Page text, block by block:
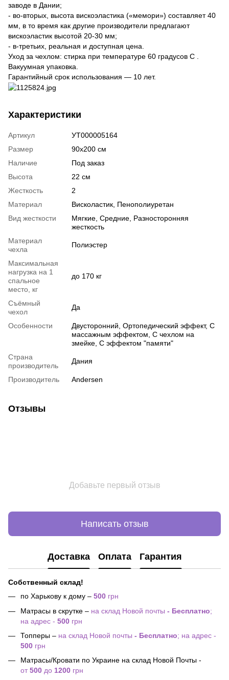
заводе в Дании;
- во-вторых, высота вискоэластика («мемори») составляет 40
мм, в то время как другие производители предлагают
вискоэластик высотой 20-30 мм;
- в-третьих, реальная и доступная цена.
Уход за чехлом: стирка при температуре 60 градусов С .
Вакуумная упаковка.
Гарантийный срок использования — 10 лет.
Характеристики
Артикул
УТ000005164
Размер
90х200 см
Наличие
Под заказ
Высота
22 см
Жесткость
2
Материал
Висколастик Пенополиуретан
Вид жесткости
Мягкие Средние Разносторонняя
жесткость
Материал
чехла
Полиэстер
Максимальная
нагрузка на 1
спальное
место, кг
до 170 кг
Съёмный
чехол
Да
Особенности Двусторонний Ортопедический эффект, С
массажным эффектом С чехлом на
змейке С эффектом "памяти"
Страна
производитель
Дания
Производитель Andersen
Отзывы
Добавьте первый отзыв
Написать отзыв
Доставка Оплата Гарантия
Собственный склад!
по Харькову к дому – 500 грн
Матрасы в скрутке – на склад Новой почты - Бесплатно;
на адрес - 500 грн
Топперы – на склад Новой почты - Бесплатно; на адрес -
500 грн
Матрасы/Кровати по Украине на склад Новой Почты -
от500 до 1200 грн